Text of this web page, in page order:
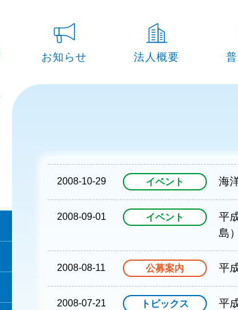
お知らせ
お知らせ一覧
公募案内
法人概要
組織図
予算・決算
会長・役員・顧問
会員について
規則
寄附
瀬⼾内海
瀬⼾内海の
過
2008-10-29 イベント 海
2008-09-01 イベント
平
島
2008-08-11 公募案内 平
2008-07-21 トピックス 平